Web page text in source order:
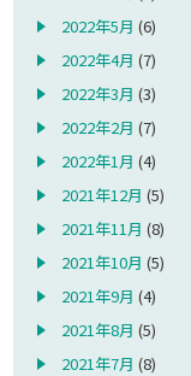
2022年5月 (6)
2022年4月 (7)
2022年3月 (3)
2022年2月 (7)
2022年1月 (4)
2021年12月 (5)
2021年11月 (8)
2021年10月 (5)
2021年9月 (4)
2021年8月 (5)
2021年7月 (8)